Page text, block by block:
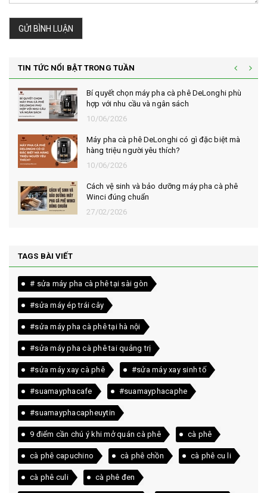
GỬI BÌNH LUẬN
TIN TỨC NỔI BẬT TRONG TUẦN
Bí quyết chọn máy pha cà phê DeLonghi phù
hợp với nhu cầu và ngân sách
10/06/2026
Máy pha cà phê DeLonghi có gì đặc biệt mà
hàng triệu người yêu thích?
10/06/2026
Cách vệ sinh và bảo dưỡng máy pha cà phê
Winci đúng chuẩn
27/02/2026
TAGS BÀI VIẾT
# sửa máy pha cà phê tại sài gòn
#sửa máy ép trái cây
#sửa máy pha cà phê tại hà nội
#sửa máy pha cà phê tai quảng trị
#sửa máy xay cà phê #sửa máy xay sinh tố
#suamayphacafe #suamayphacaphe
#suamayphacapheuytin
9 điểm cần chú ý khi mở quán cà phê cà phê
cà phê capuchino cà phê chồn cà phê cu li
cà phê culi cà phê đen